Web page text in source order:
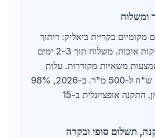
מקומיים בקריית ביאליק: ריתוך
אוטומטי, בדיקות איכות. משלוח תוך 2-3 ימים
משאיות מקוררות. עלות
משלוח: 200 ש"ח ל-500 מ"ר. ב-2026, 98%
משלוחים בזמן. התקנה אופציונלית ב-15